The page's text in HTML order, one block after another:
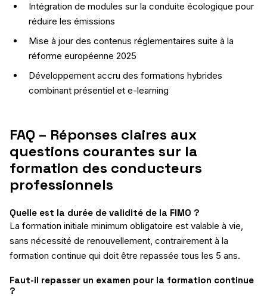
Intégration de modules sur la conduite écologique pour
réduire les émissions
Mise à jour des contenus réglementaires suite à la
réforme européenne 2025
Développement accru des formations hybrides
combinant présentiel et e-learning
FAQ – Réponses claires aux
questions courantes sur la
formation des conducteurs
professionnels
Quelle est la durée de validité de la FIMO ?
La formation initiale minimum obligatoire est valable à vie,
sans nécessité de renouvellement, contrairement à la
formation continue qui doit être repassée tous les 5 ans.
Faut-il repasser un examen pour la formation continue
?